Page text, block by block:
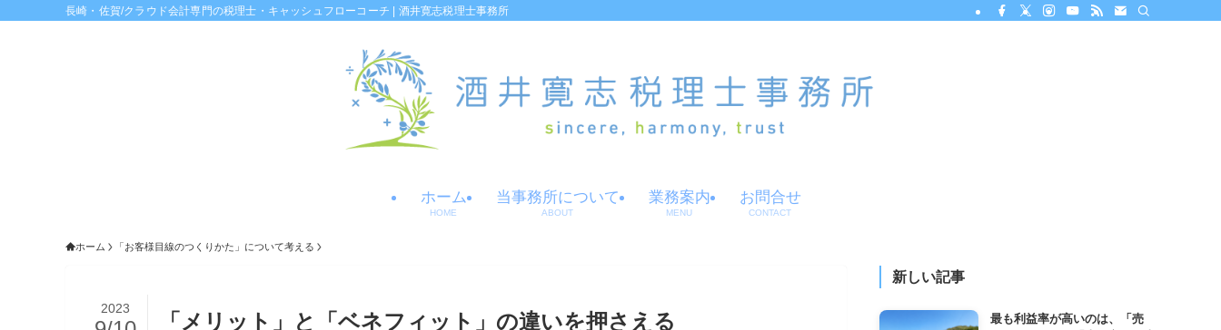
長崎・佐賀/クラウド会計専門の税理士・キャッシュフローコーチ | 酒井寛志税理士事務所
ホーム
HOME
当事務所について
ABOUT
業務案内
MENU
お問合せ
CONTACT
ホーム 「お客様目線のつくりかた」について考える
「メリット」と「ベネフィット」の違いを押さえる
2023
新しい記事
最も利益率が高いのは、「売